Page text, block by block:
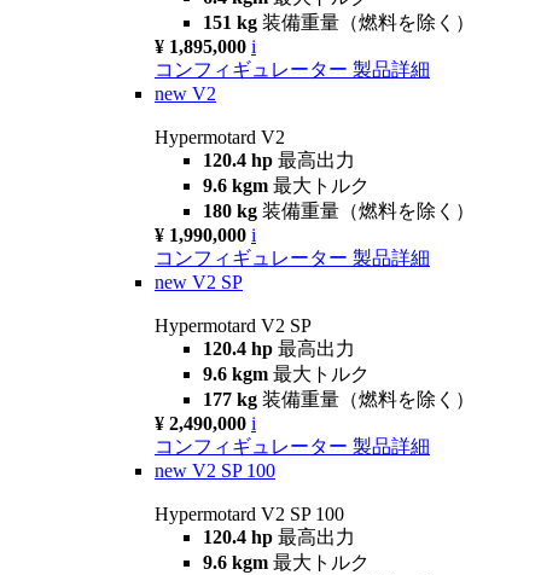
151 kg 装備重量（燃料を除く）
¥ 1,895,000 i
コンフィギュレーター 製品詳細
new V2
Hypermotard V2
120.4 hp 最高出力
9.6 kgm 最大トルク
180 kg 装備重量（燃料を除く）
¥ 1,990,000 i
コンフィギュレーター 製品詳細
new V2 SP
Hypermotard V2 SP
120.4 hp 最高出力
9.6 kgm 最大トルク
177 kg 装備重量（燃料を除く）
¥ 2,490,000 i
コンフィギュレーター 製品詳細
new V2 SP 100
Hypermotard V2 SP 100
120.4 hp 最高出力
9.6 kgm 最大トルク